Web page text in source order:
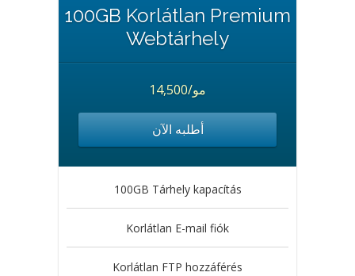
100GB Korlátlan Premium
Webtárhely
14,500/مو
أطلبه الآن
100GB Tárhely kapacítás
Korlátlan E-mail fiók
Korlátlan FTP hozzáférés